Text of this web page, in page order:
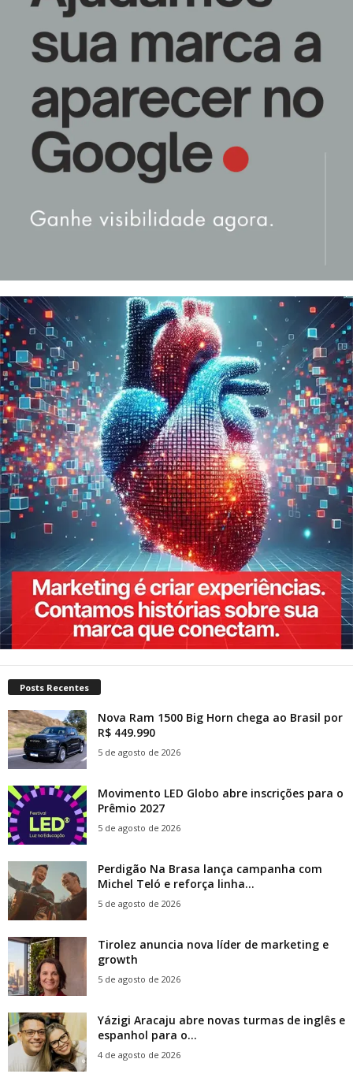
Posts Recentes
Nova Ram 1500 Big Horn chega ao Brasil por
R$ 449.990
5 de agosto de 2026
Movimento LED Globo abre inscrições para o
Prêmio 2027
5 de agosto de 2026
Perdigão Na Brasa lança campanha com
Michel Teló e reforça linha...
5 de agosto de 2026
Tirolez anuncia nova líder de marketing e
growth
5 de agosto de 2026
Yázigi Aracaju abre novas turmas de inglês e
espanhol para o...
4 de agosto de 2026